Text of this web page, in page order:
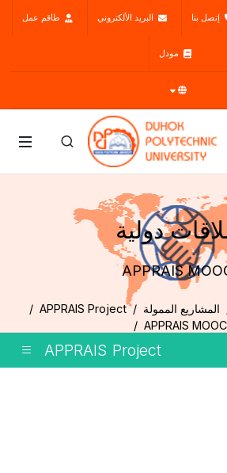
إتصل بنا البريد الألكتروني طاقم عمل
مودل
دولية
APPRAIS
المشاريع الممولة
APPRAIS Project
APPRAIS MOOC
APPRAIS Project